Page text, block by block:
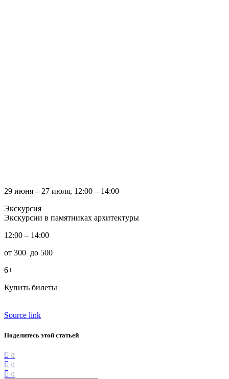
29 июня – 27 июля, 12:00 – 14:00
Экскурсия
Экскурсии в памятниках архитектуры
12:00 – 14:00
от 300 до 500
6+
Купить билеты
Source link
Поделитесь этой статьей
0
0
0